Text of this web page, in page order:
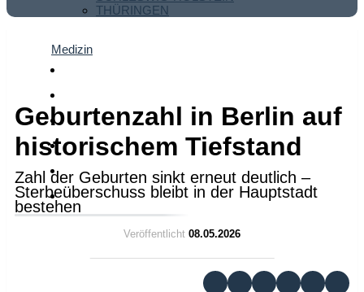
THÜRINGEN
Medizin
Geburtenzahl in Berlin auf
historischem Tiefstand
Zahl der Geburten sinkt erneut deutlich –
Sterbeüberschuss bleibt in der Hauptstadt
bestehen
Veröffentlicht 08.05.2026